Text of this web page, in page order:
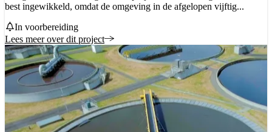
best ingewikkeld, omdat de omgeving in de afgelopen vijftig...
Status
In voorbereiding
Lees meer over dit project